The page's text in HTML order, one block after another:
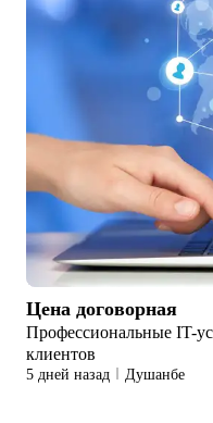
Цена договорная
Профессиональные IT-
клиентов
5 дней назад Душанбе